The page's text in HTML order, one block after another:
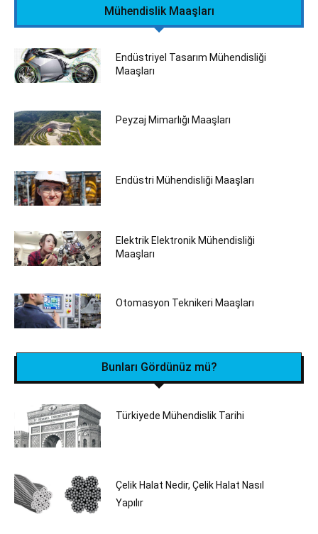
Mühendislik Maaşları
Endüstriyel Tasarım Mühendisliği
Maaşları
Peyzaj Mimarlığı Maaşları
Endüstri Mühendisliği Maaşları
Elektrik Elektronik Mühendisliği
Maaşları
Otomasyon Teknikeri Maaşları
Bunları Gördünüz mü?
Türkiyede Mühendislik Tarihi
Çelik Halat Nedir, Çelik Halat Nasıl
Yapılır